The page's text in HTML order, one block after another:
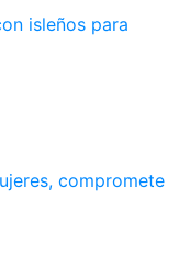
isleños para
compromete